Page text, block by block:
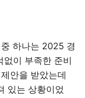
하나는 2025 경
없이 부족한 준비
안을 받았는데
있는 상황이었